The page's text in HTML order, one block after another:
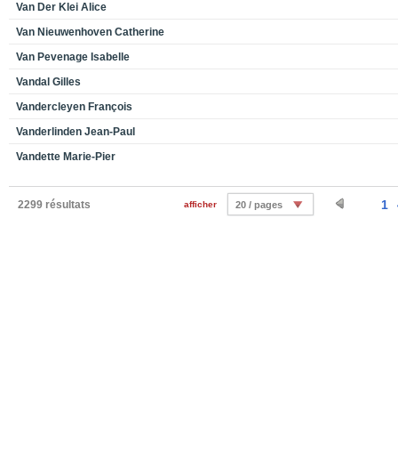
Van Der Klei Alice
Van Nieuwenhoven Catherine
Van Pevenage Isabelle
Vandal Gilles
Vandercleyen François
Vanderlinden Jean-Paul
Vandette Marie-Pier
2299 résultats 1
afficher 20 / pages